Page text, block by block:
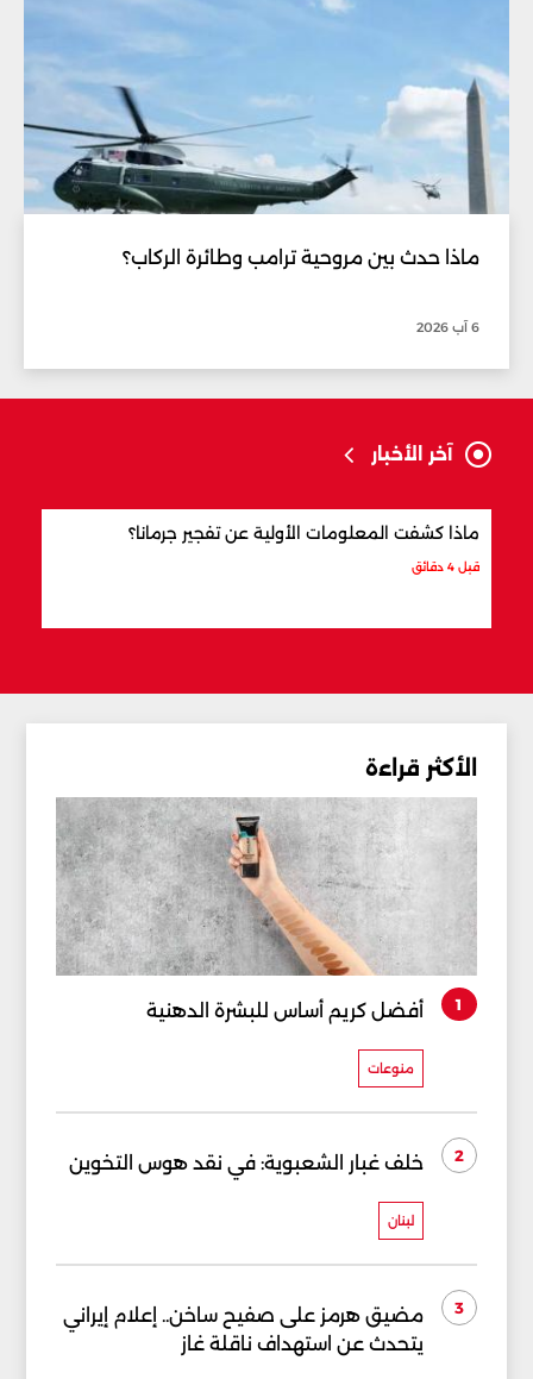
ماذا حدث بين مروحية ترامب وطائرة الركاب؟
6 آب 2026
آخر الأخبار
ماذا كشفت المعلومات الأولية عن تفجير جرمانا؟
قبل 4 دقائق
الأكثر قراءة
1 أفضل كريم أساس للبشرة الدهنية
منوعات
2 خلف غبار الشعبوية: في نقد هوس التخوين
لبنان
3
مضيق هرمز على صفيح ساخن.. إعلام إيراني
يتحدث عن استهداف ناقلة غاز